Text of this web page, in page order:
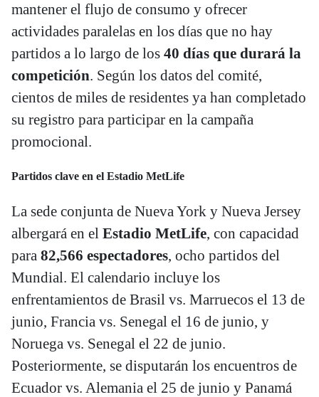
mantener el flujo de consumo y ofrecer
actividades paralelas en los días que no hay
partidos a lo largo de los 40 días que durará la
competición. Según los datos del comité,
cientos de miles de residentes ya han completado
su registro para participar en la campaña
promocional.
Partidos clave en el Estadio MetLife
La sede conjunta de Nueva York y Nueva Jersey
albergará en el Estadio MetLife, con capacidad
para 82,566 espectadores, ocho partidos del
Mundial. El calendario incluye los
enfrentamientos de Brasil vs. Marruecos el 13 de
junio, Francia vs. Senegal el 16 de junio, y
Noruega vs. Senegal el 22 de junio.
Posteriormente, se disputarán los encuentros de
Ecuador vs. Alemania el 25 de junio y Panamá